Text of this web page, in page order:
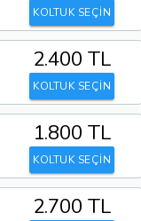
KOLTUK SEÇİN
2.400 TL
KOLTUK SEÇİN
1.800 TL
KOLTUK SEÇİN
2.700 TL